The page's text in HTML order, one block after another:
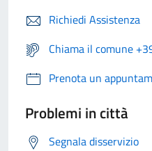
Richiedi Assistenza
Chiama il comune
Prenota un
Problemi in città
Segnala disservizio